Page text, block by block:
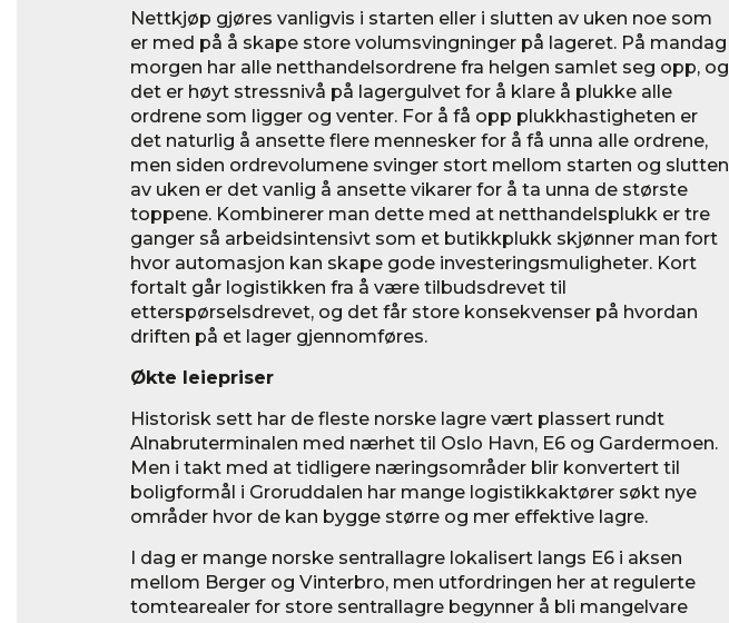
Nettkjøp gjøres vanligvis i starten eller i slutten av uken noe som
er med på å skape store volumsvingninger på lageret. På mandag
morgen har alle netthandelsordrene fra helgen samlet seg opp, og
det er høyt stressnivå på lagergulvet for å klare å plukke alle
ordrene som ligger og venter. For å få opp plukkhastigheten er
det naturlig å ansette flere mennesker for å få unna alle ordrene,
men siden ordrevolumene svinger stort mellom starten og slutten
av uken er det vanlig å ansette vikarer for å ta unna de største
toppene. Kombinerer man dette med at netthandelsplukk er tre
ganger så arbeidsintensivt som et butikkplukk skjønner man fort
hvor automasjon kan skape gode investeringsmuligheter. Kort
fortalt går logistikken fra å være tilbudsdrevet til
etterspørselsdrevet, og det får store konsekvenser på hvordan
driften på et lager gjennomføres.
Økte leiepriser
Historisk sett har de fleste norske lagre vært plassert rundt
Alnabruterminalen med nærhet til Oslo Havn, E6 og Gardermoen.
Men i takt med at tidligere næringsområder blir konvertert til
boligformål i Groruddalen har mange logistikkaktører søkt nye
områder hvor de kan bygge større og mer effektive lagre.
I dag er mange norske sentrallagre lokalisert langs E6 i aksen
mellom Berger og Vinterbro, men utfordringen her at regulerte
tomtearealer for store sentrallagre begynner å bli mangelvare